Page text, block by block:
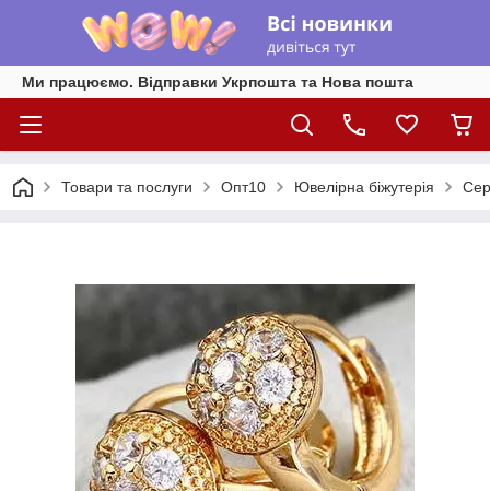
Ми працюємо. Відправки Укрпошта та Нова пошта
Товари та послуги Опт10 Ювелірна біжутерія